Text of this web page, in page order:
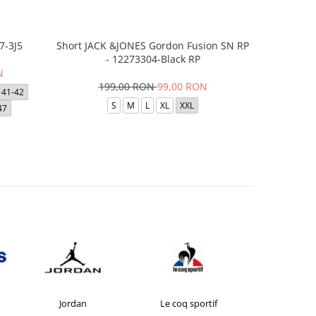
3J5
41-42
Short JACK &JONES Gordon Fusion SN RP
- 12273304-Black RP
199,00 RON99,00 RON
S M L XL XXL
Jordan Le coq sportif